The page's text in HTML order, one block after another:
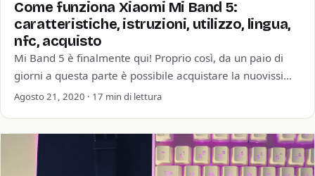
Come funziona Xiaomi Mi Band 5:
caratteristiche, istruzioni, utilizzo, lingua,
nfc, acquisto
Mi Band 5 è finalmente qui! Proprio così, da un paio di
giorni a questa parte è possibile acquistare la nuovissima
Xiaomi…
Agosto 21, 2020 · 17 min di lettura